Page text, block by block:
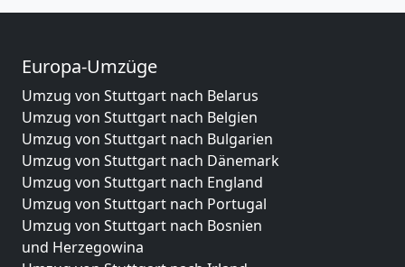
Europa-Umzüge
Umzug von Stuttgart nach Belarus
Umzug von Stuttgart nach Belgien
Umzug von Stuttgart nach Bulgarien
Umzug von Stuttgart nach Dänemark
Umzug von Stuttgart nach England
Umzug von Stuttgart nach Portugal
Umzug von Stuttgart nach Bosnien
und Herzegowina